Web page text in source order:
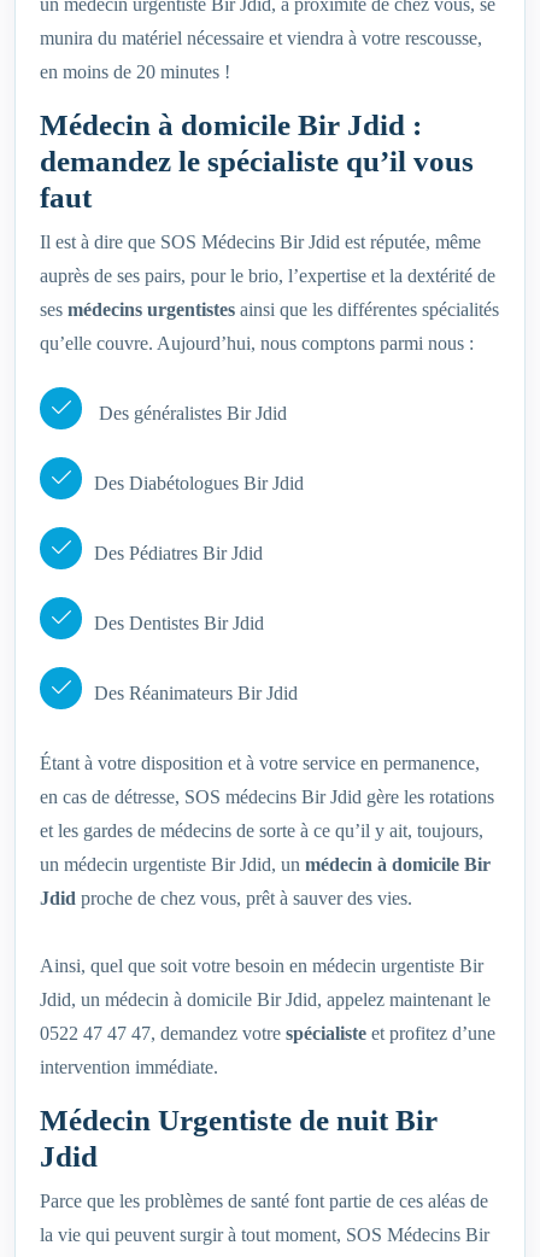
un médecin urgentiste Bir Jdid, à proximité de chez vous, se
munira du matériel nécessaire et viendra à votre rescousse,
en moins de 20 minutes !
Médecin à domicile Bir Jdid :
demandez le spécialiste qu’il vous
faut
Il est à dire que SOS Médecins Bir Jdid est réputée, même
auprès de ses pairs, pour le brio, l’expertise et la dextérité de
ses médecins urgentistes ainsi que les différentes spécialités
qu’elle couvre. Aujourd’hui, nous comptons parmi nous :
Des généralistes Bir Jdid
Des Diabétologues Bir Jdid
Des Pédiatres Bir Jdid
Des Dentistes Bir Jdid
Des Réanimateurs Bir Jdid
Étant à votre disposition et à votre service en permanence,
en cas de détresse, SOS médecins Bir Jdid gère les rotations
et les gardes de médecins de sorte à ce qu’il y ait, toujours,
un médecin urgentiste Bir Jdid, un médecin à domicile Bir
Jdid proche de chez vous, prêt à sauver des vies.
Ainsi, quel que soit votre besoin en médecin urgentiste Bir
Jdid, un médecin à domicile Bir Jdid, appelez maintenant le
0522 47 47 47, demandez votre spécialiste et profitez d’une
intervention immédiate.
Médecin Urgentiste de nuit Bir
Jdid
Parce que les problèmes de santé font partie de ces aléas de
la vie qui peuvent surgir à tout moment, SOS Médecins Bir